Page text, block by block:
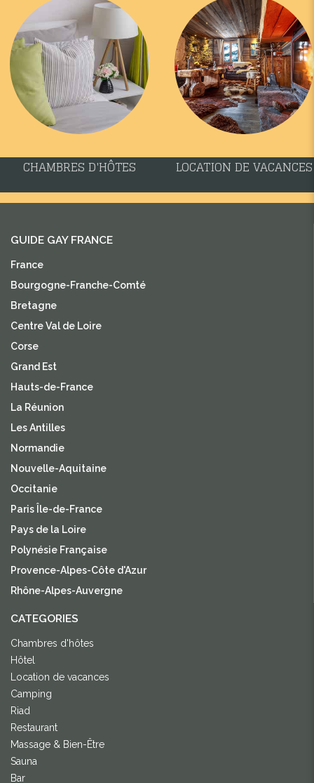
CHAMBRES D'HÔTES LOCATION DE VACANCES
GUIDE GAY FRANCE
France
Bourgogne-Franche-Comté
Bretagne
Centre Val de Loire
Corse
Grand Est
Hauts-de-France
La Réunion
Les Antilles
Normandie
Nouvelle-Aquitaine
Occitanie
Paris Île-de-France
Pays de la Loire
Polynésie Française
Provence-Alpes-Côte d'Azur
Rhône-Alpes-Auvergne
CATEGORIES
Chambres d'hôtes
Hôtel
Location de vacances
Camping
Riad
Restaurant
Massage & Bien-Être
Sauna
Bar